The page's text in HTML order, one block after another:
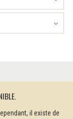
il existe de